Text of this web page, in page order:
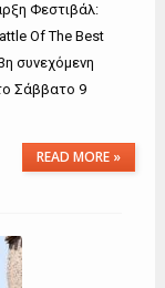
Φεστιβάλ:
Of The Best
συνεχόμενη
Σάββατο 9
READ MORE »